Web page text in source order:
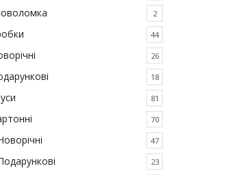
2
44
26
18
81
70
47
23